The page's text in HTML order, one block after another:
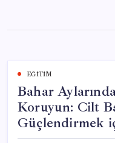
content
EĞITIM
Bahar Aylarında
Koruyun: Cilt
Güçlendirmek